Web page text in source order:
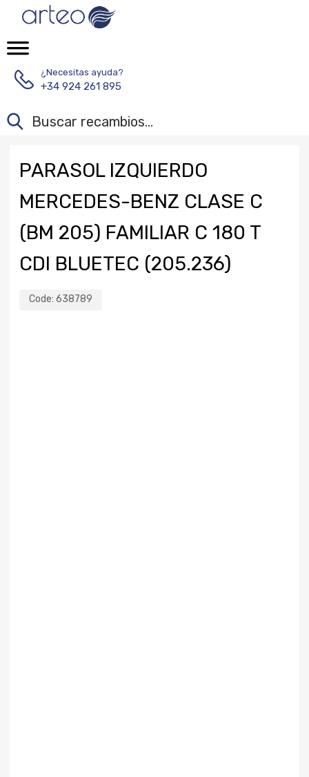
¿Necesitas ayuda?
+34 924 261 895
PARASOL IZQUIERDO
MERCEDES-BENZ CLASE C
(BM 205) FAMILIAR C 180 T
CDI BLUETEC (205.236)
Code: 638789